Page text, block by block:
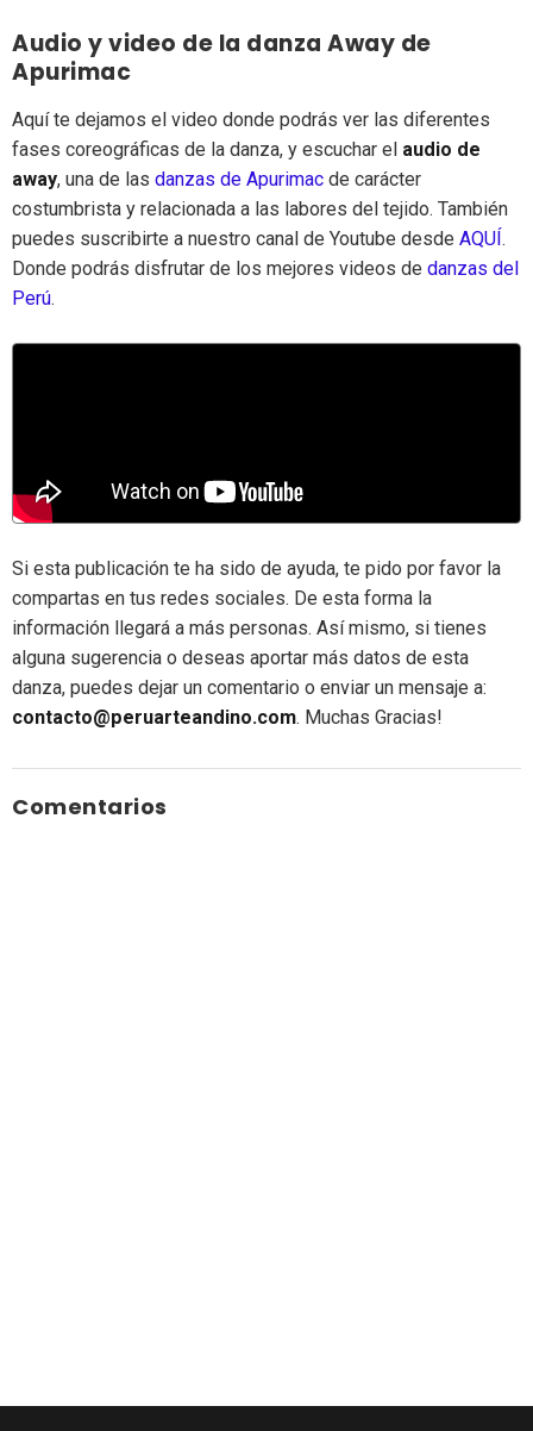
Audio y video de la danza Away de
Apurimac
Aquí te dejamos el video donde podrás ver las diferentes
fases coreográficas de la danza, y escuchar el audio de
away, una de las danzas de Apurimac de carácter
costumbrista y relacionada a las labores del tejido. También
puedes suscribirte a nuestro canal de Youtube desde AQUÍ .
Donde podrás disfrutar de los mejores videos de danzas del
Perú.
Si esta publicación te ha sido de ayuda, te pido por favor la
compartas en tus redes sociales. De esta forma la
información llegará a más personas. Así mismo, si tienes
alguna sugerencia o deseas aportar más datos de esta
danza, puedes dejar un comentario o enviar un mensaje a:
contacto@peruarteandino.com. Muchas Gracias!
Comentarios